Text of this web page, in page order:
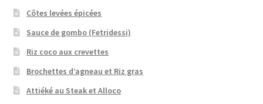
Côtes levées épicées
Sauce de gombo (Fetridessi)
Riz coco aux crevettes
Brochettes d’agneau et Riz gras
Attiéké au Steak et Alloco